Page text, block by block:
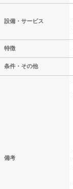
設備・サービス
特徴
条件・その他
備考